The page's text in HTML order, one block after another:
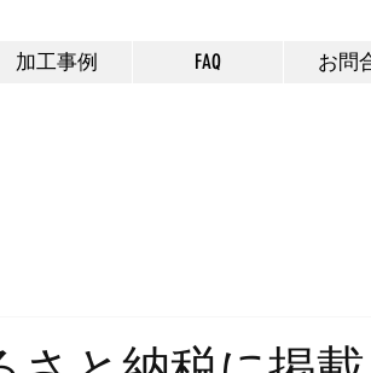
加工事例 FAQ お問